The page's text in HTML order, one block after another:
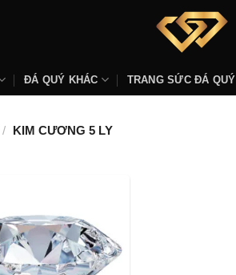
ĐÁ QUÝ KHÁC TRANG SỨC ĐÁ QUÝ
/ KIM CƯƠNG 5 LY